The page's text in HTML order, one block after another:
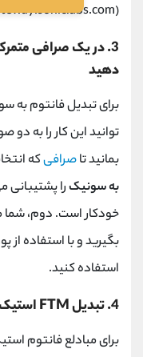
(gateway.soniclabs.com) بروید.
3. در یک صرافی
دهید
برای تبدیل فانتوم به
توانید این کار را به
بمانید تاصرافیکه
به سونیکرا پشتیبانی
خودکار است. دوم، شما
بگیرید و با استفاده از
استفاده کنید.
4. تبدیل FTM استیک شده
برای مبادلع فانتوم